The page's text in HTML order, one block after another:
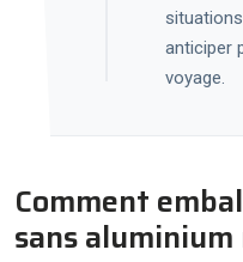
anticiper
voyage.
Comment
sans